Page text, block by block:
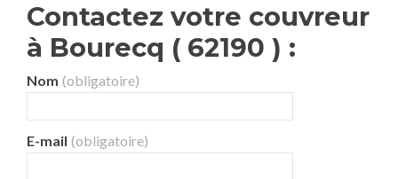
Contactez votre couvreur
à Bourecq ( 62190 ) :
Nom (obligatoire)
E-mail (obligatoire)